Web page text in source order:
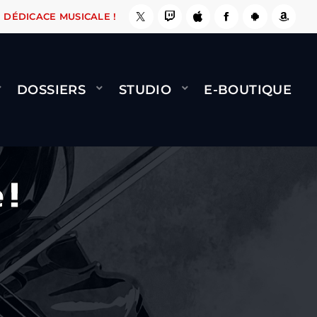
LE FAIT ! NAMI BERNARD MINET - FLY
DÉDICACE MUSICALE !
DOSSIERS STUDIO E-BOUTIQUE